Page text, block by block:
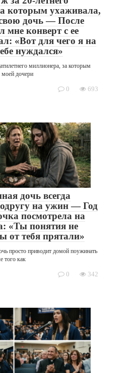
которым ухаживала,
дочь — После
мне конверт с ее
«Вот для чего я на
нуждался»
миллионера, за которым
дочери
0 693
дочь всегда
на ужин — Год
посмотрела на
«Ты понятия не
от тебя прятали»
просто приводит домой поужинать
того как
0 342